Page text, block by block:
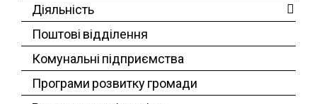
Діяльність
Поштові відділення
Комунальні підприємства
Програми розвитку громади